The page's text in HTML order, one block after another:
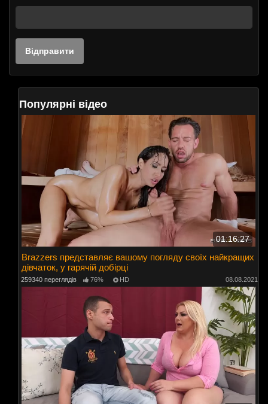
Популярні відео
01:16:27
Brazzers представляє вашому погляду своїх найкращих
дівчаток, у гарячій добірці
259340 переглядів 76% HD 08.08.2021